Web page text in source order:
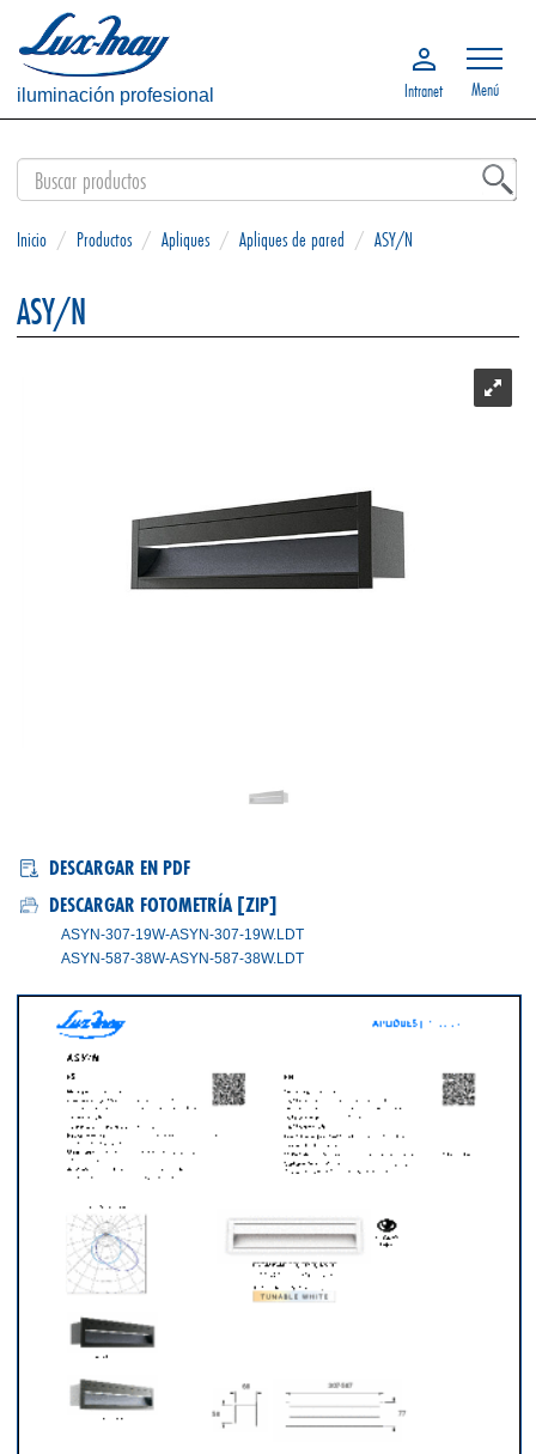
iluminación profesional Intranet Menú
Inicio / Productos / Apliques / Apliques de pared / ASY/N
ASY/N
DESCARGAR EN PDF
DESCARGAR FOTOMETRÍA [ZIP]
ASYN-307-19W-ASYN-307-19W.LDT
ASYN-587-38W-ASYN-587-38W.LDT